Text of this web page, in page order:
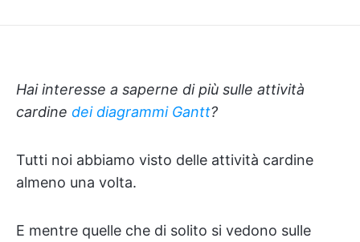
Hai interesse a saperne di più sulle attività
cardine dei diagrammi Gantt?
Tutti noi abbiamo visto delle attività cardine
almeno una volta.
E mentre quelle che di solito si vedono sulle